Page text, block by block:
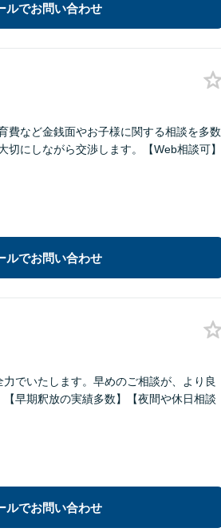
ルでお問い合わせ
費など金銭面やお子様に関する相談を多数
にしながら交渉します。【Web相談可】
ルでお問い合わせ
でいたします。早めのご相談が、より良
早期釈放の実績多数】【夜間や休日相談
ルでお問い合わせ